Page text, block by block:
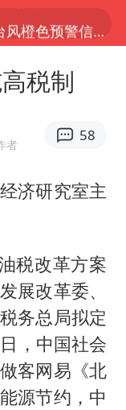
浙江温州发布台风橙色预警信号
贯穿浙江
回1300元
难一碗水端平
或由烟头引起
已下架
市民书》
浙江一9岁男孩被海浪卷走仍在搜救中
税制
者
58
济研究室主
税改革方案
展改革委、
务总局拟定
，中国社会
客网易《北
源节约，中